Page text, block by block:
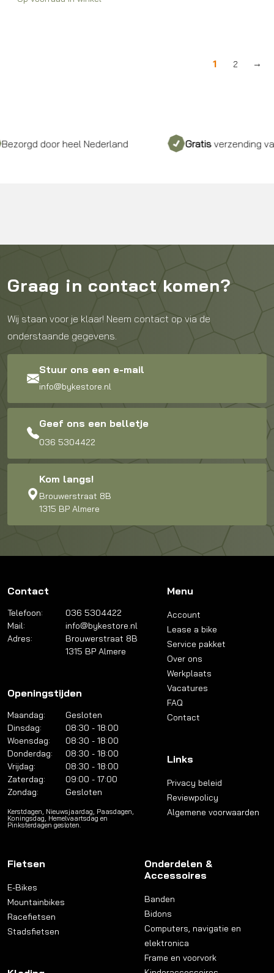
1 2 →
door heel Nederland Gratis verzending vanaf
Graag in contact komen?
Wij staan voor je klaar! Neem contact op via de
onderstaande gegevens.
Stuur ons een e-mail
info@bykestore.nl
Geef ons een belletje
036 5304422
Kom langs!
Brouwerstraat 8B
1315 BP Almere
Contact
Telefoon:
036 5304422
Mail:
info@bykestore.nl
Adres:
Brouwerstraat 8B
1315 BP Almere
Openingstijden
Maandag:
Gesloten
Dinsdag:
08:30 - 18:00
Woensdag:
08:30 - 18:00
Donderdag:
08:30 - 18:00
Vrijdag:
08:30 - 18:00
Zaterdag:
09:00 - 17:00
Zondag:
Gesloten
Kerstdagen, Nieuwsjaardag, Paasdagen,
Koningsdag, Hemelvaartsdag en
Pinksterdagen gesloten.
Menu
Account
Lease a bike
Service pakket
Over ons
Werkplaats
Vacatures
FAQ
Contact
Links
Privacy beleid
Reviewpolicy
Algemene voorwaarden
Fietsen
E-Bikes
Mountainbikes
Racefietsen
Stadsfietsen
Onderdelen &
Accessoires
Banden
Bidons
Computers, navigatie en
elektronica
Frame en voorvork